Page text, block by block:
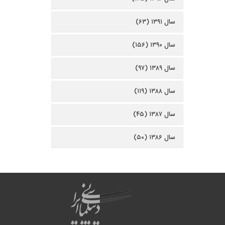
سال ۱۳۹۱ (۶۳)
سال ۱۳۹۰ (۱۵۶)
سال ۱۳۸۹ (۹۷)
سال ۱۳۸۸ (۱۱۹)
سال ۱۳۸۷ (۴۵)
سال ۱۳۸۶ (۵۰)